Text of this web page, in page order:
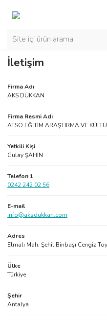
İletişim
Firma Adı
AKS DÜKKAN
Firma Resmi Adı
ATSO EĞİTİM ARAŞTIRMA VE
Yetkili Kişi
Gülay ŞAHİN
Telefon 1
0242 242 02 56
E-mail
info@aksdukkan.com
Adres
Elmalı Mah. Şehit Binbaşı Cengiz
Ülke
Türkiye
Şehir
Antalya